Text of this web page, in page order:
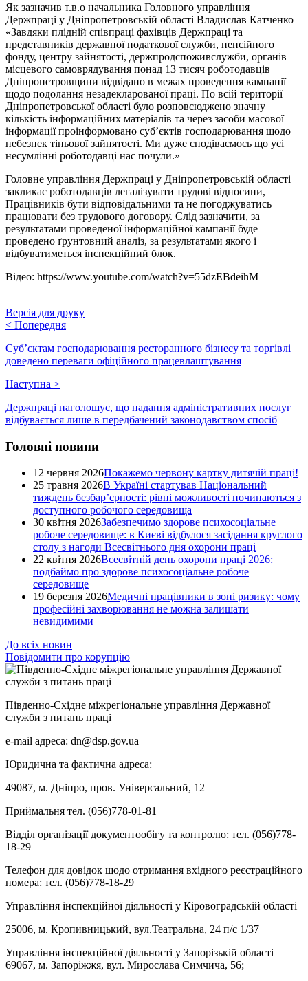
Як зазначив т.в.о начальника Головного управління
Держпраці у Дніпропетровській області Владислав Катченко –
«Завдяки плідній співпраці фахівців Держпраці та
представників державної податкової служби, пенсійного
фонду, центру зайнятості, держпродспоживслужби, органів
місцевого самоврядування понад 13 тисяч роботодавців
Дніпропетровщини відвідано в межах проведення кампанії
щодо подолання незадекларованої праці. По всій території
Дніпропетровської області було розповсюджено значну
кількість інформаційних матеріалів та через засоби масової
інформації проінформовано суб’єктів господарювання щодо
небезпек тіньової зайнятості. Ми дуже сподіваємось що усі
несумлінні роботодавці нас почули.»
Головне управління Держпраці у Дніпропетровській області
закликає роботодавців легалізувати трудові відносини,
Працівників бути відповідальними та не погоджуватись
працювати без трудового договору. Слід зазначити, за
результатами проведеної інформаційної кампанії буде
проведено ґрунтовний аналіз, за результатами якого і
відбуватиметься інспекційний блок.
Відео: https://www.youtube.com/watch?v=55dzEBdeihM
Версія для друку
< Попередня
Суб’єктам господарювання ресторанного бізнесу та торгівлі
доведено переваги офіційного працевлаштування
Наступна >
Держпраці наголошує, що надання адміністративних послуг
відбувається лише в передбачений законодавством спосіб
Головні новини
12 червня 2026Покажемо червону картку дитячій праці!
25 травня 2026В Україні стартував Національний
тиждень безбар’єрності: рівні можливості починаються з
доступного робочого середовища
30 квітня 2026Забезпечимо здорове психосоціальне
робоче середовище: в Києві відбулося засідання круглого
столу з нагоди Всесвітнього дня охорони праці
22 квітня 2026Всесвітній день охорони праці 2026:
подбаймо про здорове психосоціальне робоче
середовище
19 березня 2026Медичні працівники в зоні ризику: чому
професійні захворювання не можна залишати
невидимими
До всіх новин
Повідомити про корупцію
Південно-Східне міжрегіональне управління Державної
служби з питань праці
e-mail адреса: dn@dsp.gov.ua
Юридична та фактична адреса:
49087, м. Дніпро, пров. Універсальний, 12
Приймальня тел. (056)778-01-81
Відділ організації документообігу та контролю: тел. (056)778-
18-29
Телефон для довідок щодо отримання вхідного реєстраційного
номера: тел. (056)778-18-29
Управління інспекційної діяльності у Кіровоградській області
25006, м. Кропивницький, вул.Театральна, 24 п/с 1/37
Управління інспекційної діяльності у Запорізькій області
69067, м. Запоріжжя, вул. Мирослава Симчича, 56;